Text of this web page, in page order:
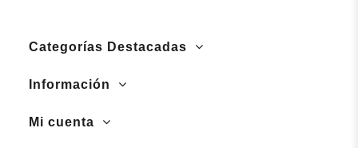
Categorías Destacadas
Información
Mi cuenta